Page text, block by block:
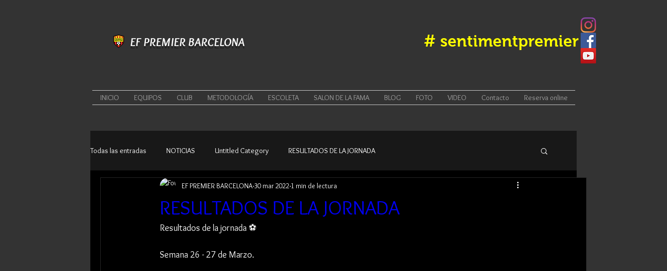
EF PREMIER BARCELONA # sentimentpremier
INICIO EQUIPOS CLUB METODOLOGÍA ESCOLETA SALON DE LA FAMA BLOG FOTO VIDEO Contacto Reserva online
Todas las entradas NOTICIAS Untitled Category RESULTADOS DE LA JORNADA
RESULTADOS DE LA JORNADA
EF PREMIER BARCELONA 30 mar 2022 1 min de lectura
Resultados de la jornada ⚽️
Semana 26 - 27 de Marzo.